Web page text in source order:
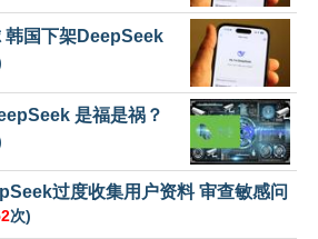
韩国下架DeepSeek
是福是祸？
过度收集用户资料 审查敏感问
次)